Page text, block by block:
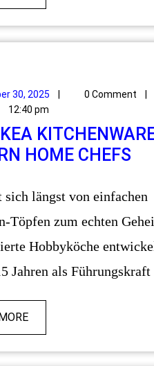
30, 2025 0 Comment
12:40 pm
HOME CHEFS
Töpfen zum echten
Hobbyköche
Jahren als Führungskraft